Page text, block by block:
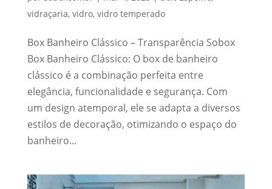
vidraçaria, vidro, vidro temperado
Box Banheiro Clássico – Transparência Sobox
Box Banheiro Clássico: O box de banheiro
clássico é a combinação perfeita entre
elegância, funcionalidade e segurança. Com
um design atemporal, ele se adapta a diversos
estilos de decoração, otimizando o espaço do
banheiro...